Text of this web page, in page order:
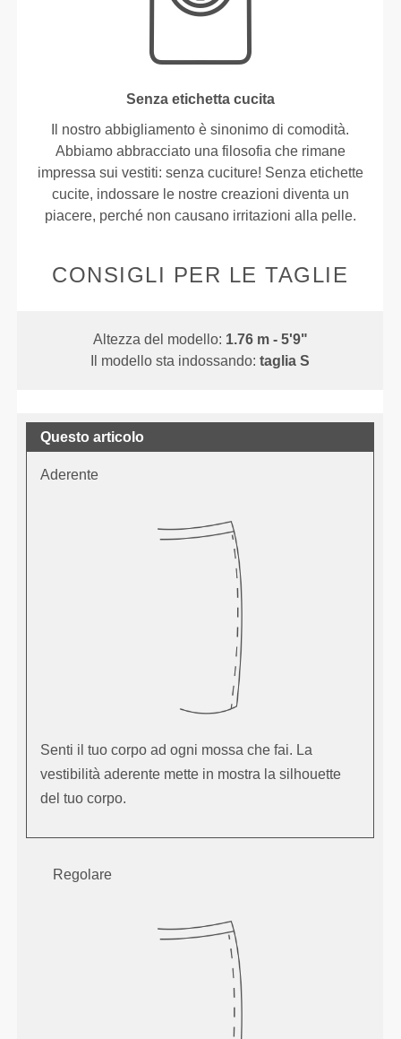
Senza etichetta cucita
Il nostro abbigliamento è sinonimo di comodità.
Abbiamo abbracciato una filosofia che rimane
impressa sui vestiti: senza cuciture! Senza etichette
cucite, indossare le nostre creazioni diventa un
piacere, perché non causano irritazioni alla pelle.
CONSIGLI PER LE TAGLIE
Altezza del modello: 1.76 m - 5'9"
Il modello sta indossando:taglia S
Questo articolo
Aderente
Senti il tuo corpo ad ogni mossa che fai. La
vestibilità aderente mette in mostra la silhouette
del tuo corpo.
Regolare